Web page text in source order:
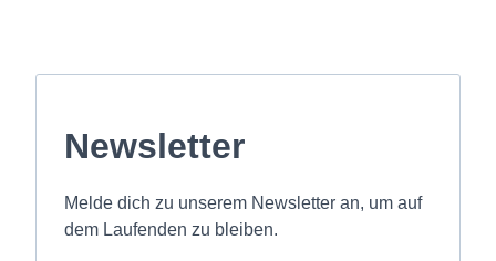
Newsletter
Melde dich zu unserem Newsletter an, um auf
dem Laufenden zu bleiben.